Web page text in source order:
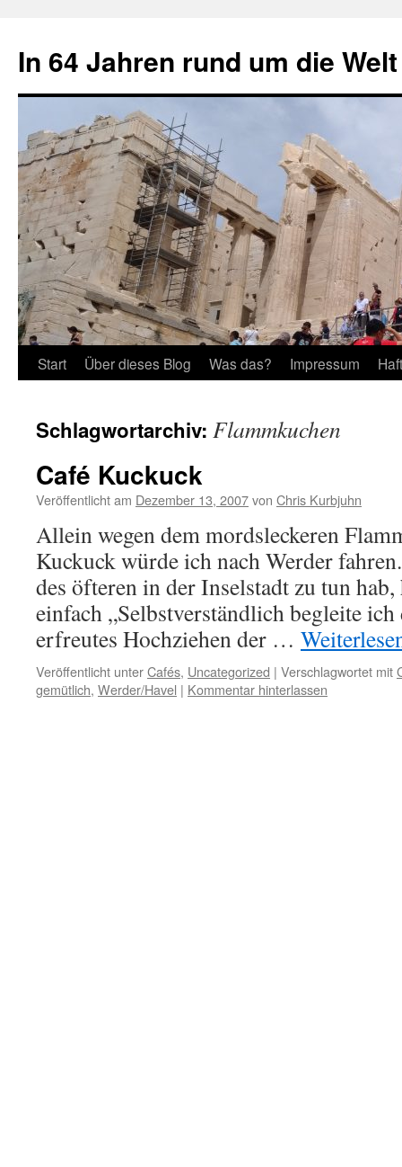
springen
In 64 Jahren rund um die Welt
Start Über dieses Blog Was das? Impressum
Schlagwortarchiv: Flammkuchen
Café Kuckuck
Veröffentlicht am Dezember 13, 2007von Chris Kurbjuhn
Allein wegen dem mordsleckeren
Kuckuck würde ich nach Werder
des öfteren in der Inselstadt zu tun hab,
einfach „Selbstverständlich begleite
erfreutes Hochziehen der …
Veröffentlicht unterCafés, Uncategorized | Verschlagwortet mit
gemütlich, Werder/Havel | Kommentar hinterlassen